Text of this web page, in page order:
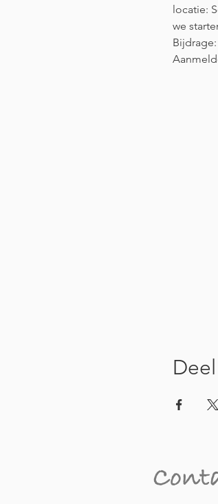
locatie:
we
Bijdrage: